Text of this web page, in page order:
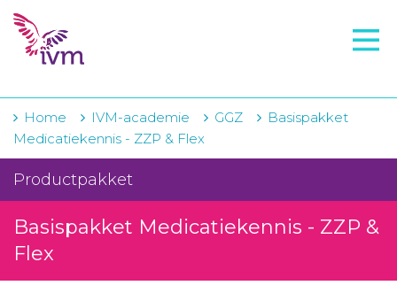
VMI
IVM-academie
Zorginstellingen
Voorschrijfgedrag
Projecten
Over IVM
Home IVM-academie GGZ
Basispakket
Medicatiekennis - ZZP & Flex
Productpakket
Basispakket Medicatiekennis - ZZP &
Flex